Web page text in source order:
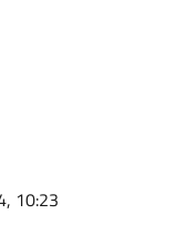
10:23